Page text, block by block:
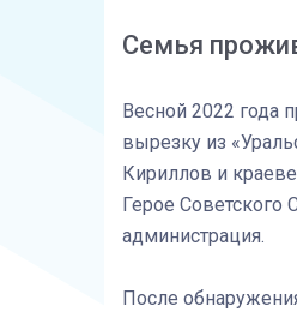
Семья
Весной 2022 года
вырезку из
Кириллов и
Герое
администрация.
После